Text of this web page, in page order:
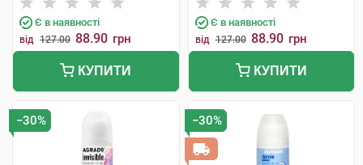
Є в наявності
від 127.00 88.90 грн
КУПИТИ
Є в наявності
від 127.00 88.90 грн
КУПИТИ
−30% −30%